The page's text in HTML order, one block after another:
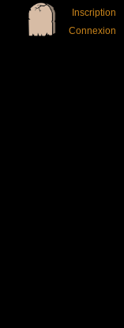
Inscription
Connexion